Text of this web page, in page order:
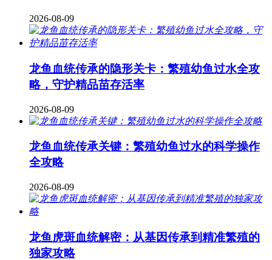
2026-08-09
龙鱼血统传承的隐形关卡：繁殖幼鱼过水全攻
略，守护精品苗存活率
2026-08-09
龙鱼血统传承关键：繁殖幼鱼过水的科学操作
全攻略
2026-08-09
龙鱼虎斑血统解密：从基因传承到精准繁殖的
独家攻略